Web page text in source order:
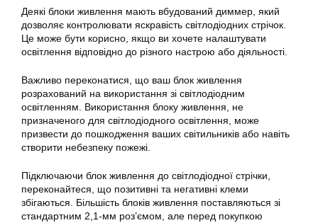
Деякі блоки живлення мають вбудований диммер, який
дозволяє контролювати яскравість світлодіодних стрічок.
Це може бути корисно, якщо ви хочете налаштувати
освітлення відповідно до різного настрою або діяльності.
Важливо переконатися, що ваш блок живлення
розрахований на використання зі світлодіодним
освітленням. Використання блоку живлення, не
призначеного для світлодіодного освітлення, може
призвести до пошкодження ваших світильників або навіть
створити небезпеку пожежі.
Підключаючи блок живлення до світлодіодної стрічки,
переконайтеся, що позитивні та негативні клеми
збігаються. Більшість блоків живлення поставляються зі
стандартним 2,1-мм роз’ємом, але перед покупкою